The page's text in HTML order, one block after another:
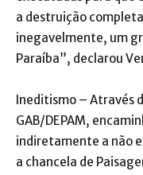
a destruição
inegavelmente, um
Paraíba”, declarou
Ineditismo – Através
GAB/DEPAM,
indiretamente a não
a chancela de